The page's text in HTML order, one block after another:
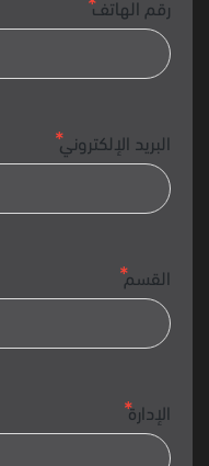
رقم الهاتف
البريد الإلكتروني
القسم
الإدارة